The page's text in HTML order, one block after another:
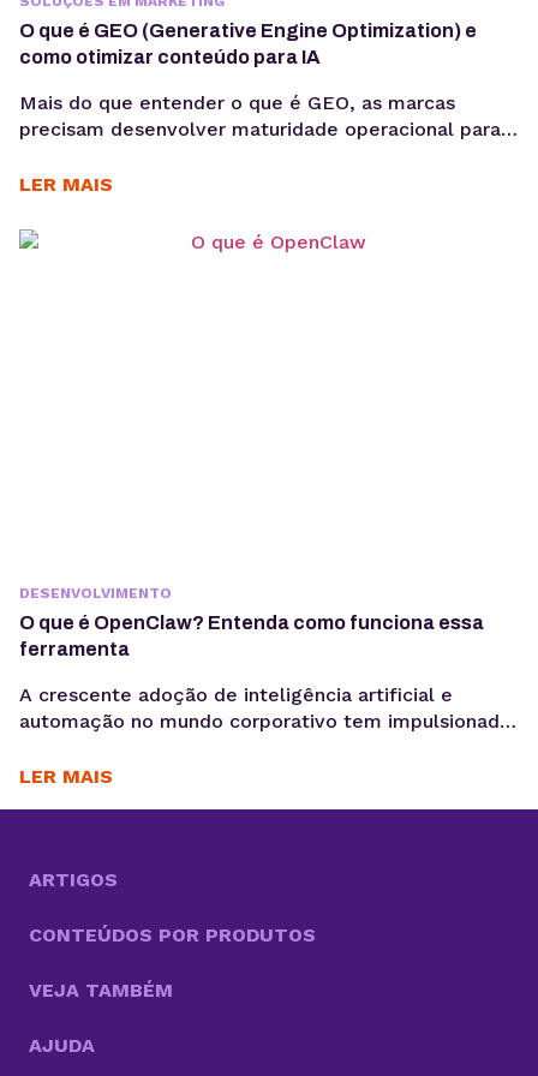
O que é GEO (Generative Engine Optimization) e
como otimizar conteúdo para IA
Mais do que entender o que é GEO, as marcas
precisam desenvolver maturidade operacional para
intenção, consistência temática e conteúdos
sem comprometer a experiência humana. A forma
LER MAIS
DESENVOLVIMENTO
O que é OpenClaw? Entenda como funciona essa
ferramenta
A crescente adoção de inteligência artificial e
automação no mundo corporativo tem impulsionado
coleta, análise e ativação de dados, exatamente o
aproximar do...
LER MAIS
ARTIGOS
CONTEÚDOS POR PRODUTOS
VEJA TAMBÉM
AJUDA